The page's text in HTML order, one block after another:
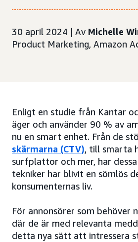
30 april 2024 | Av Michelle
Product Marketing, Amazon
Enligt en studie från Kantar
äger och använder 90 % av
nu en smart enhet. Från de
skärmarna (CTV), till smarta
surfplattor och mer, har
tekniker har blivit en sömlös
konsumenternas liv.
För annonsörer som behöver
där de är med relevanta
detta nya sätt att intressera